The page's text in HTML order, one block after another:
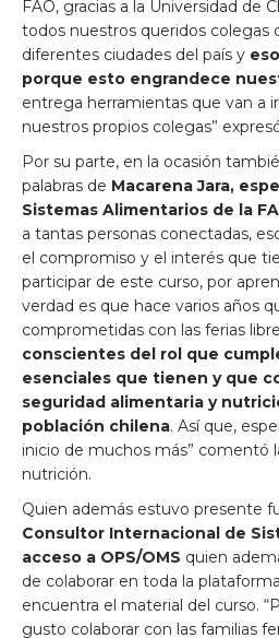
FAO, gracias a la Universidad de
todos nuestros queridos colegas
diferentes ciudades del país y
porque esto engrandece
entrega herramientas que van a
nuestros propios colegas”
Por su parte, en la ocasión
palabras de Macarena Jara,
Sistemas Alimentarios de la
a tantas personas conectadas,
el compromiso y el interés que
participar de este curso, por
verdad es que hace varios años
comprometidas con las ferias
conscientes del rol que
esenciales que tienen y que
seguridad alimentaria y
población chilena. Así que,
inicio de muchos más” comentó
nutrición.
Quien además estuvo presente
Consultor Internacional de
acceso a OPS/OMS quien
de colaborar en toda la
encuentra el material del curso.
gusto colaborar con las familias